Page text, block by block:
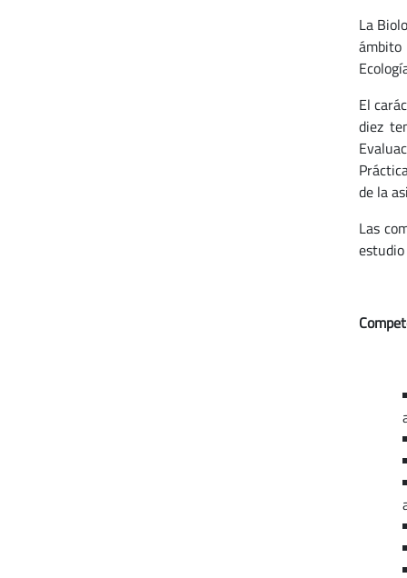
La
ámbito
El
diez
de la
Las